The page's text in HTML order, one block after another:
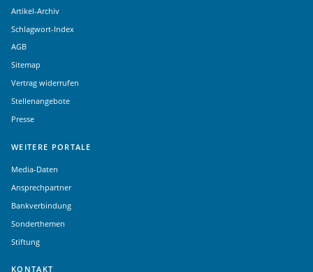
Artikel-Archiv
Schlagwort-Index
AGB
Sitemap
Vertrag widerrufen
Stellenangebote
Presse
WEITERE PORTALE
Media-Daten
Ansprechpartner
Bankverbindung
Sonderthemen
Stiftung
KONTAKT